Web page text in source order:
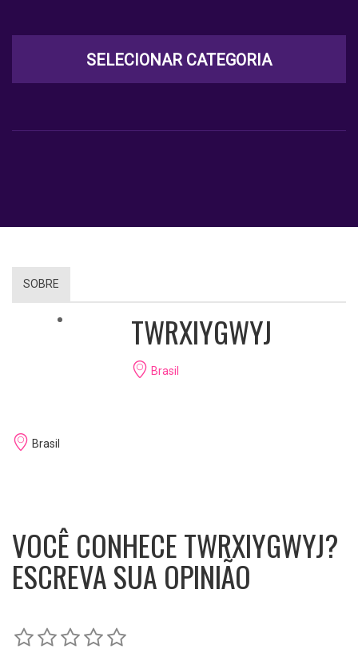
SELECIONAR CATEGORIA
SOBRE
TWRXIYGWYJ
Brasil
Brasil
VOCÊ CONHECE TWRXIYGWYJ?
ESCREVA SUA OPINIÃO